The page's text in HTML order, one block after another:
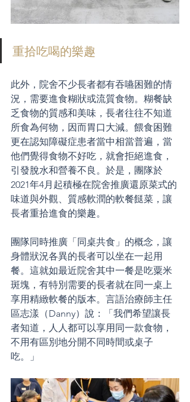
重拾吃喝的樂趣
此外，院舍不少長者都有吞嚥困難的情
況，需要進食糊狀或流質食物。糊餐缺
乏食物的質感和美味，長者往往不知道
所食為何物，因而胃口大減。餵食困難
更在認知障礙症患者當中相當普遍，當
他們覺得食物不好吃，就會拒絕進食，
引發脫水和營養不良。於是，團隊於
2021年4月起積極在院舍推廣還原菜式的
味道與外觀、質感軟潤的軟餐餸菜，讓
長者重拾進食的樂趣。
團隊同時推廣「同桌共食」的概念，讓
身體狀況各異的長者可以坐在一起用
餐。這就如最近院舍其中一餐是吃粟米
斑塊，有特別需要的長者就在同一桌上
享用精緻軟餐的版本。言語治療師主任
區志漾（Danny）說：「我們希望讓長
者知道，人人都可以享用同一款食物，
不用有區別地分開不同時間或桌子
吃。」